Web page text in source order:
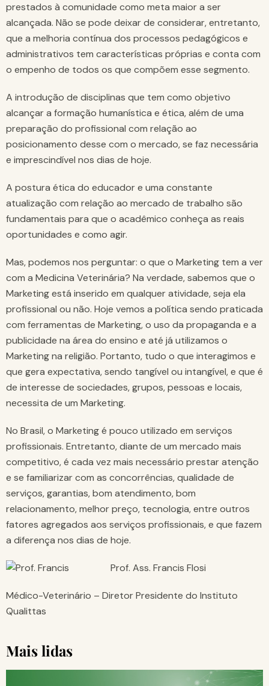
prestados à comunidade como meta maior a ser
alcançada. Não se pode deixar de considerar, entretanto,
que a melhoria contínua dos processos pedagógicos e
administrativos tem características próprias e conta com
o empenho de todos os que compõem esse segmento.
A introdução de disciplinas que tem como objetivo
alcançar a formação humanística e ética, além de uma
preparação do profissional com relação ao
posicionamento desse com o mercado, se faz necessária
e imprescindível nos dias de hoje.
A postura ética do educador e uma constante
atualização com relação ao mercado de trabalho são
fundamentais para que o acadêmico conheça as reais
oportunidades e como agir.
Mas, podemos nos perguntar: o que o Marketing tem a ver
com a Medicina Veterinária? Na verdade, sabemos que o
Marketing está inserido em qualquer atividade, seja ela
profissional ou não. Hoje vemos a política sendo praticada
com ferramentas de Marketing, o uso da propaganda e a
publicidade na área do ensino e até já utilizamos o
Marketing na religião. Portanto, tudo o que interagimos e
que gera expectativa, sendo tangível ou intangível, e que é
de interesse de sociedades, grupos, pessoas e locais,
necessita de um Marketing.
No Brasil, o Marketing é pouco utilizado em serviços
profissionais. Entretanto, diante de um mercado mais
competitivo, é cada vez mais necessário prestar atenção
e se familiarizar com as concorrências, qualidade de
serviços, garantias, bom atendimento, bom
relacionamento, melhor preço, tecnologia, entre outros
fatores agregados aos serviços profissionais, e que fazem
a diferença nos dias de hoje.
Prof. Ass. Francis Flosi
Médico-Veterinário – Diretor Presidente do Instituto
Qualittas
Mais lidas